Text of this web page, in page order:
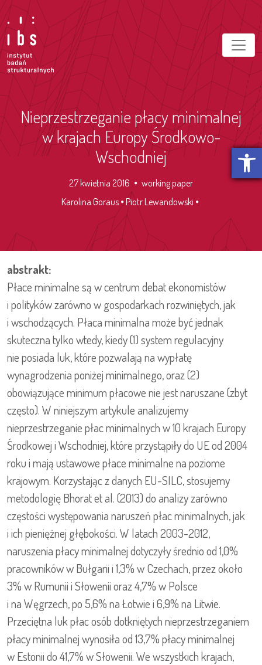
Otwórz
Nieprzestrzeganie płacy minimalnej
w krajach Europy Środkowo-
Wschodniej
27 kwietnia 2016
working paper
Karolina Goraus Piotr Lewandowski
abstrakt:
Płace minimalne są w centrum debat ekonomistów
i polityków zarówno w gospodarkach rozwiniętych, jak
i wschodzących. Płaca minimalna może być jednak
skuteczna tylko wtedy, kiedy (1) system regulacyjny
nie posiada luk, które pozwalają na wypłatę
wynagrodzenia poniżej minimalnego, oraz (2)
obowiązujące minimum płacowe nie jest naruszane (zbyt
często). W niniejszym artykule analizujemy
nieprzestrzeganie płac minimalnych w 10 krajach Europy
Środkowej i Wschodniej, które przystąpiły do UE od 2004
roku i mają ustawowe płace minimalne na poziome
krajowym. Korzystając z danych EU-SILC, stosujemy
metodologię Bhorat et al. (2013) do analizy zarówno
częstości występowania naruszeń płac minimalnych, jak
i ich pieniężnej głębokości. W latach 2003-2012,
naruszenia płacy minimalnej dotyczyły średnio od 1,0%
pracowników w Bułgarii i 1,3% w Czechach, przez około
3% w Rumunii i Słowenii oraz 4,7% w Polsce
i na Węgrzech, po 5,6% na Łotwie i 6,9% na Litwie.
Przeciętna luk płac osób dotkniętych nieprzestrzeganiem
płacy minimalnej wynosiła od 13,7% płacy minimalnej
w Estonii do 41,7% w Słowenii. We wszystkich krajach,